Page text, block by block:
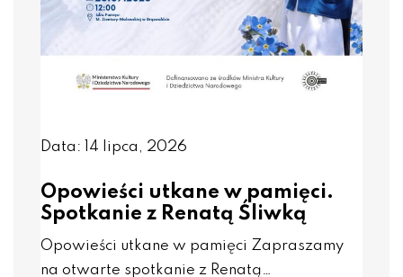
Data: 14 lipca, 2026
Opowieści utkane w pamięci.
Spotkanie z Renatą Śliwką
Opowieści utkane w pamięci Zapraszamy
na otwarte spotkanie z Renatą…